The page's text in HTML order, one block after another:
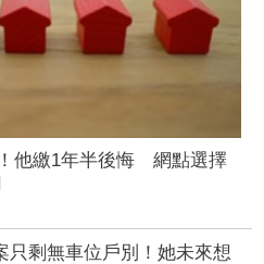
他繳1年半後悔 網點選擇
只剩無車位戶別！她未來想